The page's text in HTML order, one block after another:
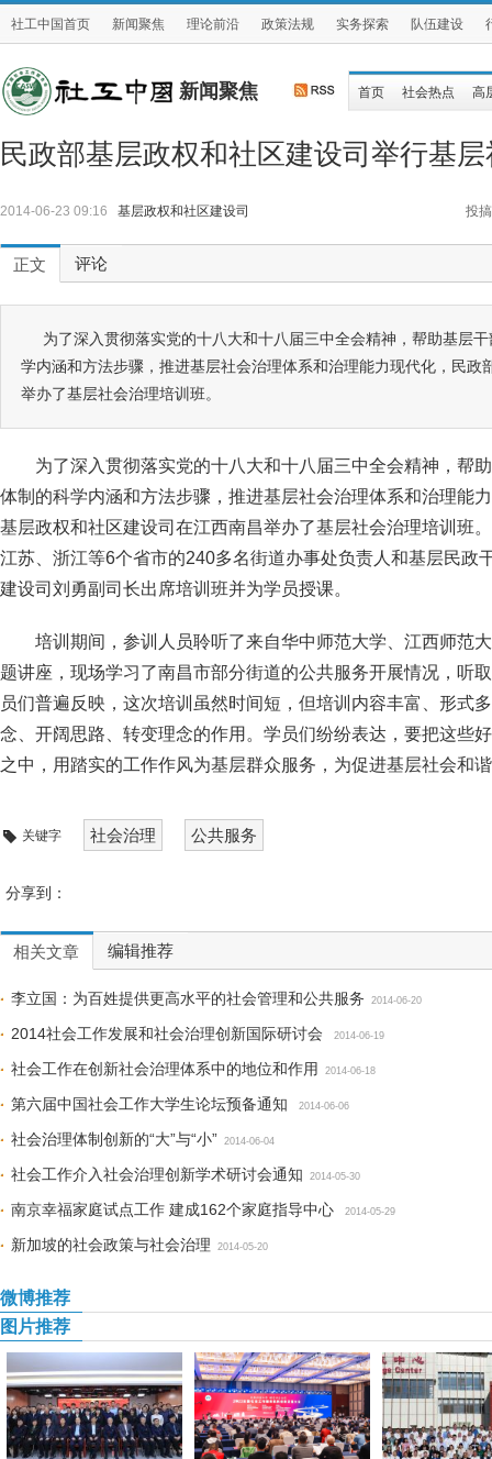
社工中国首页 新闻聚焦 理论前沿 政策法规 实务探索 队伍建设
新闻聚焦 首页 社会热点 高
民政部基层政权和社区建设司举行基
2014-06-23 09:16 基层政权和社区建设司 投搞
正文 评论
为了深入贯彻落实党的十八大和十八届三中全会精神，帮助基层
学内涵和方法步骤，推进基层社会治理体系和治理能力现代化，民政
举办了基层社会治理培训班。
为了深入贯彻落实党的十八大和十八届三中全会精神，帮
体制的科学内涵和方法步骤，推进基层社会治理体系和治理能
基层政权和社区建设司在江西南昌举办了基层社会治理培训班
江苏、浙江等6个省市的240多名街道办事处负责人和基层民政
建设司刘勇副司长出席培训班并为学员授课。
培训期间，参训人员聆听了来自华中师范大学、江西师范
题讲座，现场学习了南昌市部分街道的公共服务开展情况，听
员们普遍反映，这次培训虽然时间短，但培训内容丰富、形式
念、开阔思路、转变理念的作用。学员们纷纷表达，要把这些
之中，用踏实的工作作风为基层群众服务，为促进基层社会和
关键字 社会治理 公共服务
分享到：
相关文章 编辑推荐
李立国：为百姓提供更高水平的社会管理和公共服务 2014-06-20
2014社会工作发展和社会治理创新国际研讨会 2014-06-19
社会工作在创新社会治理体系中的地位和作用 2014-06-18
第六届中国社会工作大学生论坛预备通知 2014-06-06
社会治理体制创新的“大”与“小” 2014-06-04
社会工作介入社会治理创新学术研讨会通知 2014-05-30
南京幸福家庭试点工作 建成162个家庭指导中心 2014-05-29
新加坡的社会政策与社会治理 2014-05-20
微博推荐
图片推荐